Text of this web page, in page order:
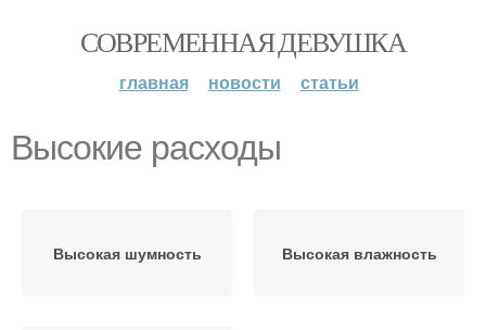
СОВРЕМЕННАЯ ДЕВУШКА
главная новости статьи
Высокие расходы
Высокая шумность Высокая влажность